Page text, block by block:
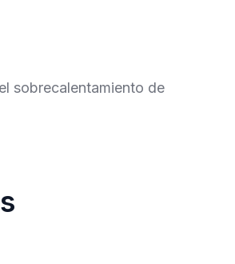
sobrecalentamiento de